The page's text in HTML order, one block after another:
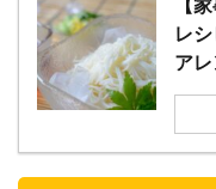
【
レ
ア